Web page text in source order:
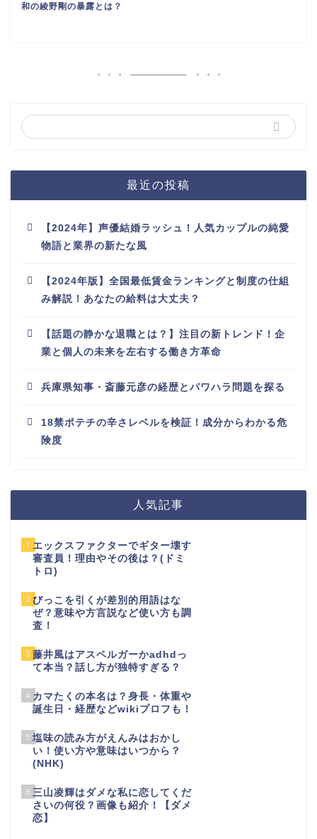
和の綾野剛の暴露とは？
最近の投稿
【2024年】声優結婚ラッシュ！人気カップルの純愛
物語と業界の新たな風
【2024年版】全国最低賃金ランキングと制度の仕組
み解説！あなたの給料は大丈夫？
【話題の静かな退職とは？】注目の新トレンド！企
業と個人の未来を左右する働き方革命
兵庫県知事・斎藤元彦の経歴とパワハラ問題を探る
18禁ポテチの辛さレベルを検証！成分からわかる危
険度
人気記事
1 エックスファクターでギター壊す
審査員！理由やその後は？(ドミ
トロ)
2 びっこを引くが差別的用語はな
ぜ？意味や方言説など使い方も調
査！
3 藤井風はアスペルガーかadhdっ
て本当？話し方が独特すぎる？
4 カマたくの本名は？身長・体重や
誕生日・経歴などwikiプロフも！
5 塩味の読み方がえんみはおかし
い！使い方や意味はいつから？
(NHK)
6 三山凌輝はダメな私に恋してくだ
さいの何役？画像も紹介！【ダメ
恋】